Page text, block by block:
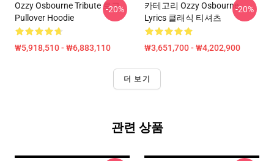
Ozzy Osbourne Tribute 로고
Pullover Hoodie
₩5,918,510 - ₩6,883,110
-20%
카테고리 Ozzy Osbourne
Lyrics 클래식 티셔츠
₩3,651,700 - ₩4,202,900
-20%
더 보기
관련 상품